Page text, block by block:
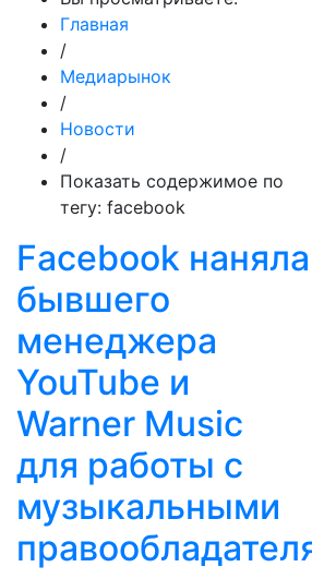
Главная
/
Медиарынок
/
Новости
/
Показать содержимое по
тегу: facebook
Facebook наняла
бывшего
менеджера
YouTube и
Warner Music
для работы с
музыкальными